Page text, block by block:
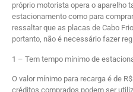
próprio motorista opera o aparelho
estacionamento como para
ressaltar que as placas de Cabo
portanto, não é necessário fazer
1 – Tem tempo mínimo de
O valor mínimo para recarga é de
créditos comprados podem ser